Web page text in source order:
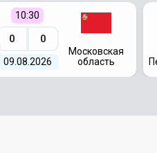
10:30
0 0
09.08.2026
Московская
область